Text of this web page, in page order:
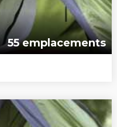
55 emplacements